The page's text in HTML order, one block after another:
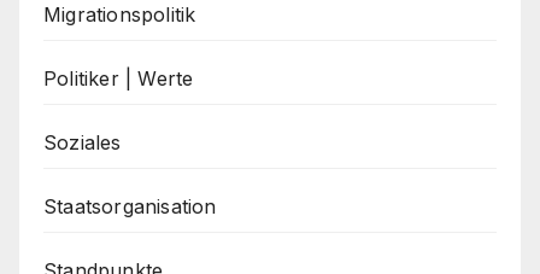
Migrationspolitik
Politiker | Werte
Soziales
Staatsorganisation